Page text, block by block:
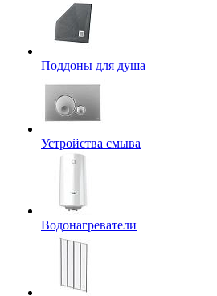
Поддоны для душа
Устройства смыва
Водонагреватели